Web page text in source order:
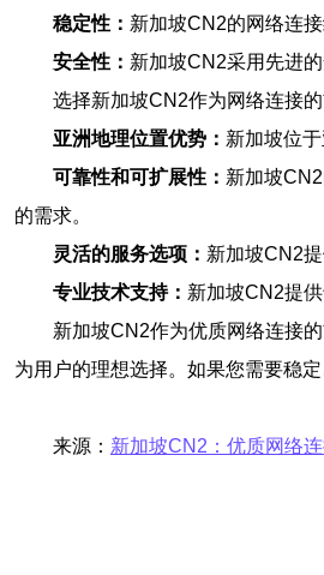
稳定性： 新加坡CN2的网络连
安全性： 新加坡CN2采用先进
选择新加坡CN2作为网络连接
亚洲地理位置优势： 新加坡位
可靠性和可扩展性： 新加坡
的需求。
灵活的服务选项： 新加坡CN2
专业技术支持： 新加坡CN2提
新加坡CN2作为优质网络连接
为用户的理想选择。如果您需要稳
来源： 新加坡CN2：优质网络